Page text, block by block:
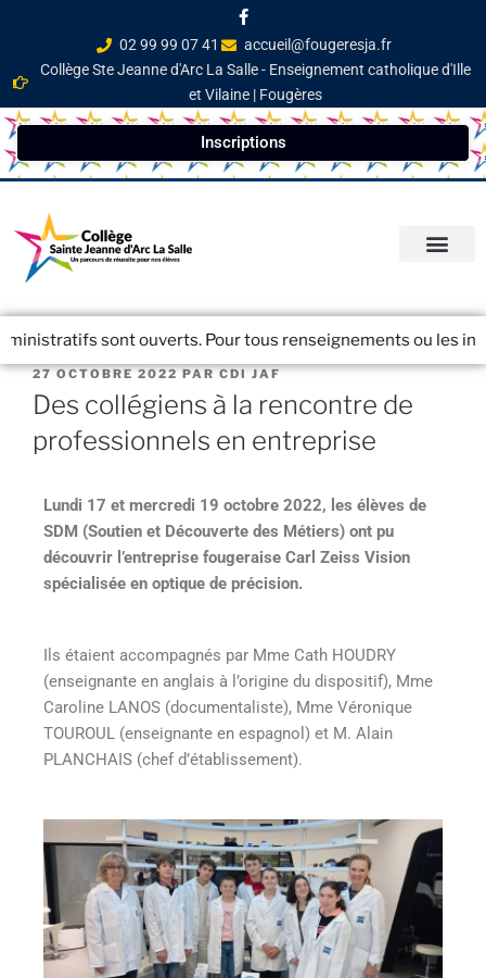
02 99 99 07 41
accueil@fougeresja.fr
Collège Ste Jeanne d'Arc La Salle - Enseignement catholique d'Ille
et Vilaine | Fougères
Inscriptions
sont ouverts. Pour tous renseignements ou les
27 OCTOBRE 2022PARCDI JAF
Des collégiens à la rencontre de
professionnels en entreprise
Lundi 17 et mercredi 19 octobre 2022, les élèves de
SDM (Soutien et Découverte des Métiers) ont pu
découvrir l’entreprise fougeraise Carl Zeiss Vision
spécialisée en optique de précision.
Ils étaient accompagnés par Mme Cath HOUDRY
(enseignante en anglais à l’origine du dispositif), Mme
Caroline LANOS (documentaliste), Mme Véronique
TOUROUL (enseignante en espagnol) et M. Alain
PLANCHAIS (chef d’établissement).